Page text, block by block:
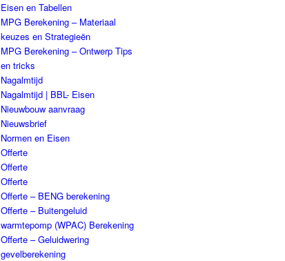
Eisen en Tabellen
MPG Berekening – Materiaal
keuzes en Strategieën
MPG Berekening – Ontwerp Tips
en tricks
Nagalmtijd
Nagalmtijd | BBL- Eisen
Nieuwbouw aanvraag
Nieuwsbrief
Normen en Eisen
Offerte
Offerte
Offerte
Offerte – BENG berekening
Offerte – Buitengeluid
warmtepomp (WPAC) Berekening
Offerte – Geluidwering
gevelberekening